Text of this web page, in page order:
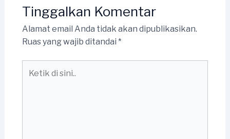
Tinggalkan Komentar
Alamat email Anda tidak akan dipublikasikan.
Ruas yang wajib ditandai *